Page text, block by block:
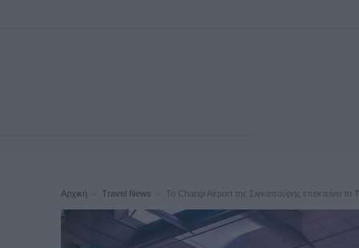
Αρχική Travel News To Changi Airport της Σιγκαπούρης επεκτείνει το